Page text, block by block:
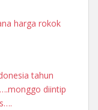
harga rokok
tahun
diintip